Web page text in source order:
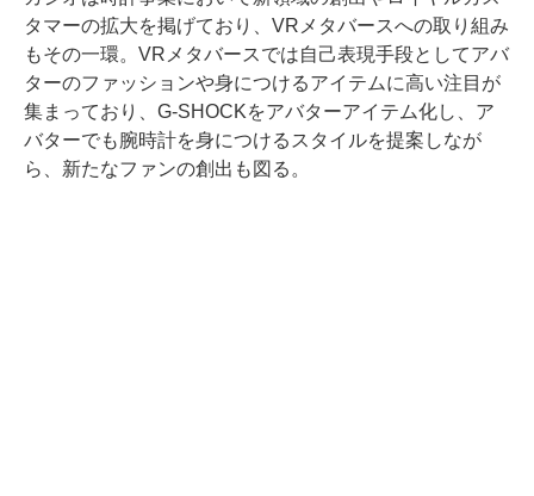
タマーの拡大を掲げており、VRメタバースへの取り組み
もその一環。VRメタバースでは自己表現手段としてアバ
ターのファッションや身につけるアイテムに高い注目が
集まっており、G-SHOCKをアバターアイテム化し、ア
バターでも腕時計を身につけるスタイルを提案しなが
ら、新たなファンの創出も図る。